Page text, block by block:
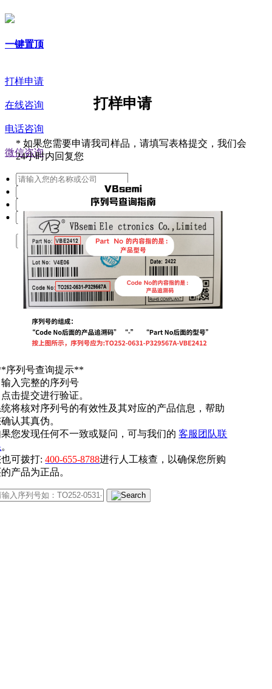
一键置顶
打样申请
在线咨询
电话咨询
微信咨询
打样申请
* 如果您需要申请我司样品，请填写表格提交，我们会
24小时内回复您
提交
序列号查询提示**
输入完整的序列号
点击提交进行验证。
将核对序列号的有效性及其对应的产品信息，帮助
认其真伪。
您发现任何不一致或疑问，可与我们的客服团队联
。
也可拨打:400-655-8788进行人工核查，以确保您所购
产品为正品。